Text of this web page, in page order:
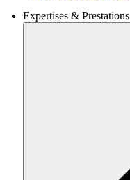
Expertises & Prestations